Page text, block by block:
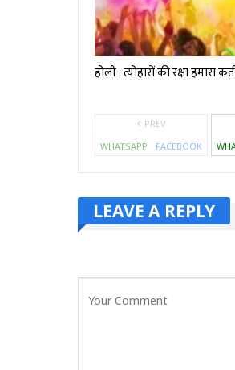
होली : त्योहारों की रक्षा हमारा
PREV
WHATSAPP
FACEBOOK
LEAVE A REPLY